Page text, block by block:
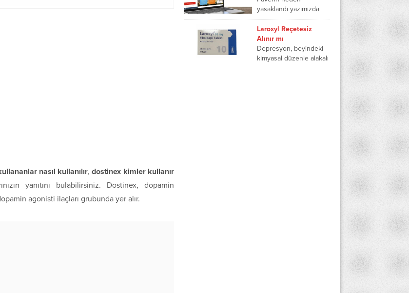
nasıl kullanılır,dostinex kimler kullanır
yanıtını bulabilirsiniz. Dostinex, dopamin
agonisti ilaçları grubunda yer alır.
koymaya
çalışmaktadırlar. Bunun
sonucunda...
yasaklandı yazımızda
faverin yasaklandı mı,
faverin nedir ne işe
yarar, faverin 100 mg
yasaklandı mı ve faverin
kullananların...
Laroxyl Reçetesiz
Alınır mı
Depresyon, beyindeki
kimyasal düzenle alakalı